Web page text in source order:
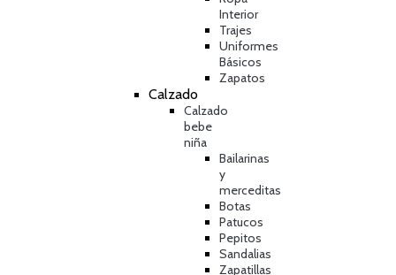
Interior
Trajes
Uniformes
Básicos
Zapatos
Calzado
Calzado
bebe
niña
Bailarinas
y
merceditas
Botas
Patucos
Pepitos
Sandalias
Zapatillas